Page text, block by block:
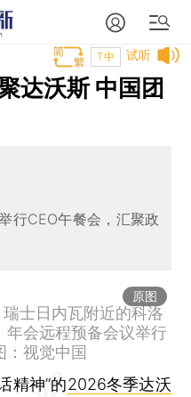
试听
T中
达沃斯 中国团
行CEO午餐会，汇聚政
原图
士日内瓦附近的科洛
年会远程预备会议举行
：视觉中国
精神”的2026冬季达沃